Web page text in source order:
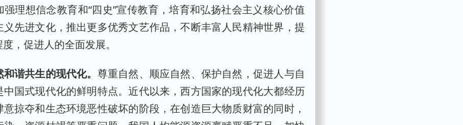
强理想信念教育和“四史”宣传教育，培育和弘扬社会主义核心价值
义先进文化，推出更多优秀文艺作品，不断丰富人民精神世界，提
，促进人的全面发展。
谐共生的现代化。 尊重自然、顺应自然、保护自然，促进人与自
国式现代化的鲜明特点。近代以来，西方国家的现代化大都经历
掠夺和生态环境恶性破坏的阶段，在创造巨大物质财富的同时，